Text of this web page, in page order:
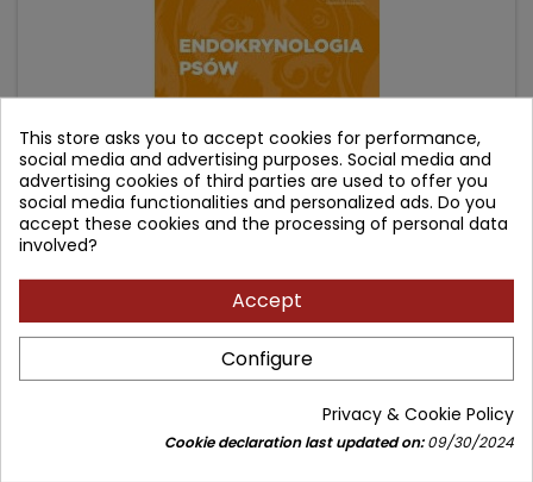
ENDOKRYNOLOGIA PSÓW
Author: red. wyd. pol. Roman Lechowski
(0)
Regular
price
219.00 zł
 Add to cart
This store asks you to accept cookies for performance,
social media and advertising purposes. Social media and
advertising cookies of third parties are used to offer you
social media functionalities and personalized ads. Do you
accept these cookies and the processing of personal data
involved?
Accept
Configure
Privacy & Cookie Policy
Cookie declaration last updated on:09/30/2024